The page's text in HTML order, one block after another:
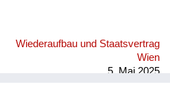
Wiederaufbau und Staatsvertrag
Wien
5. Mai 2025